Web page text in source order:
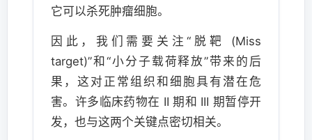
它可以杀死肿瘤细胞。
因此，我们需要关注“脱靶 (Miss
target)”和“小分子载荷释放”带来的后
果，这对正常组织和细胞具有潜在危
害。许多临床药物在 II 期和 III 期暂停开
发，也与这两个关键点密切相关。